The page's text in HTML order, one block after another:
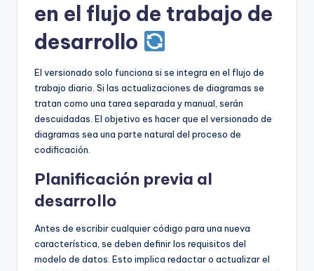
en el flujo de trabajo de
desarrollo
El versionado solo funciona si se integra en el flujo de
trabajo diario. Si las actualizaciones de diagramas se
tratan como una tarea separada y manual, serán
descuidadas. El objetivo es hacer que el versionado de
diagramas sea una parte natural del proceso de
codificación.
Planificación previa al
desarrollo
Antes de escribir cualquier código para una nueva
característica, se deben definir los requisitos del
modelo de datos. Esto implica redactar o actualizar el